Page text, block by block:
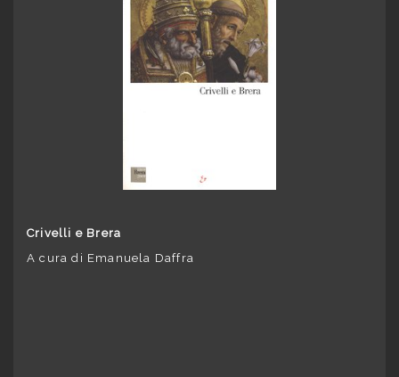
Crivelli e Brera
A cura di Emanuela Daffra